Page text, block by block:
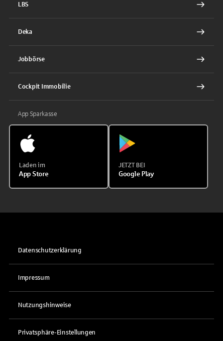
LBS
Deka
Jobbörse
Cockpit Immobilie
App Sparkasse
Laden im
App Store
JETZT BEI
Google Play
Datenschutzerklärung
Impressum
Nutzungshinweise
Privatsphäre-Einstellungen